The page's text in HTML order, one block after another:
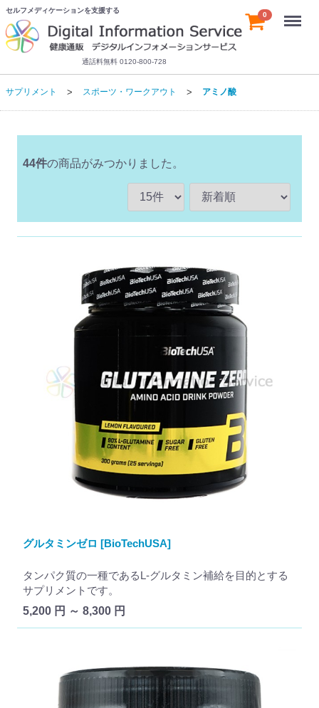
セルフメディケーションを支援する
通話料無料 0120-800-728
0 Menu
サプリメント スポーツ・ワークアウト アミノ酸
44件の商品がみつかりました。
グルタミンゼロ [BioTechUSA]
タンパク質の一種であるL-グルタミン補給を目的とする
サプリメントです。
5,200 円 ～ 8,300 円